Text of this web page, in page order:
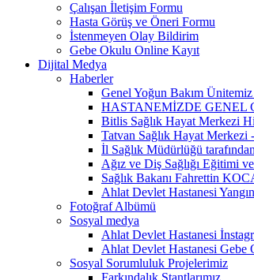
Çalışan İletişim Formu
Hasta Görüş ve Öneri Formu
İstenmeyen Olay Bildirim
Gebe Okulu Online Kayıt
Dijital Medya
Haberler
Genel Yoğun Bakım Ünitemiz
HASTANEMİZDE GENEL
Bitlis Sağlık Hayat Merkezi
Tatvan Sağlık Hayat
İl Sağlık Müdürlüğü
Ağız ve Diş Sağlığı Eğitimi
Sağlık Bakanı Fahrettin
Ahlat Devlet Hastanesi
Fotoğraf Albümü
Sosyal medya
Ahlat Devlet Hastanesi
Ahlat Devlet Hastanesi Gebe
Sosyal Sorumluluk Projelerimiz
Farkındalık Stantlarımız